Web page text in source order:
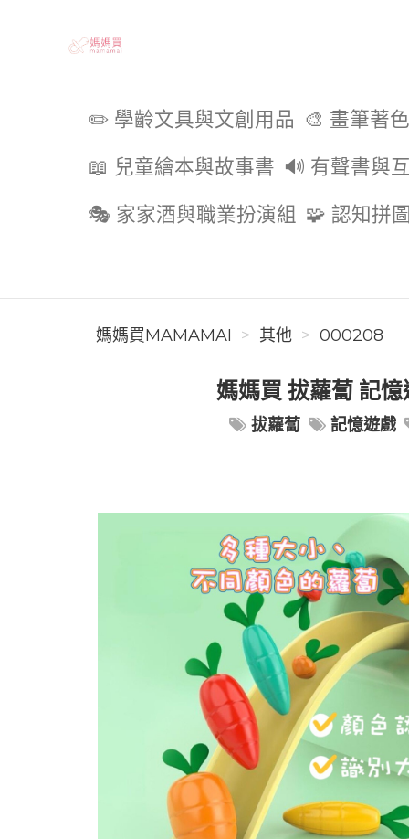
✏️ 學齡文具與文創用品 🎨 畫筆著
📖 兒童繪本與故事書 🔊 有聲書與
🎭 家家酒與職業扮演組 🧩 認知拼
媽媽買MAMAMAI 其他 000208
媽媽買 拔蘿蔔 記
拔蘿蔔 記憶遊戲